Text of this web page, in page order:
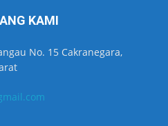
KAMI
No. 15 Cakranegara,